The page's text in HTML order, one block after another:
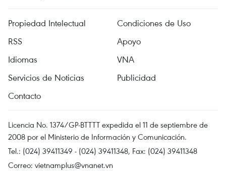
Propiedad Intelectual
Condiciones de Uso
RSS
Apoyo
Idiomas
VNA
Servicios de Noticias
Publicidad
Contacto
Licencia No. 1374/GP-BTTTT expedida el 11 de septiembre de
2008 por el Ministerio de Información y Comunicación.
Tel.: (024) 39411349 - (024) 39411348, Fax: (024) 39411348
Correo: vietnamplus@vnanet.vn